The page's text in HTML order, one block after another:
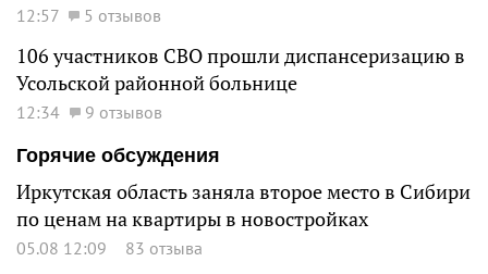
12:57 5 отзывов
106 участников СВО прошли диспансеризацию в
Усольской районной больнице
12:34
9 отзывов
Горячие обсуждения
Иркутская область заняла второе место в Сибири
по ценам на квартиры в новостройках
05.08 12:09 83 отзыва